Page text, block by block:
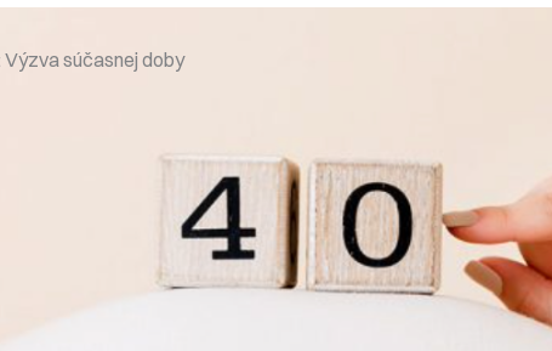
súčasnej doby